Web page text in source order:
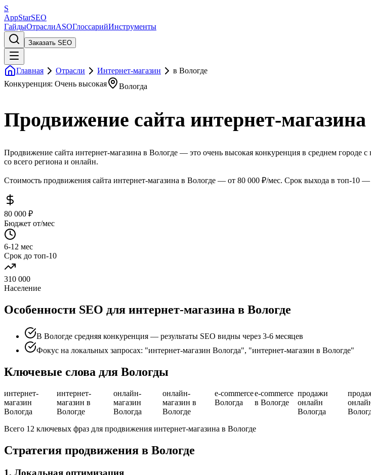
S
AppStarSEO
ГайдыОтраслиASOГлоссарийИнструменты
Заказать SEO
Главная Отрасли Интернет-магазин
в Вологде
Конкуренция: Очень высокая
Вологда
Продвижение сайта интернет-магазина
Продвижение сайта интернет-магазина в Вологде — это очень высокая конкуренция в среднем городе
со всего региона и онлайн.
Стоимость продвижения сайта интернет-магазина в Вологде — от 80 000 ₽/мес. Срок выхода в топ-10
80 000 ₽
Бюджет от/мес
6-12 мес
Срок до топ-10
310 000
Население
Особенности SEO для интернет-магазина в Вологде
В Вологде средняя конкуренция — результаты SEO видны через 3-6 месяцев
Фокус на локальных запросах: "интернет-магазин Вологда", "интернет-магазин в Вологде"
Ключевые слова для Вологды
интернет-
магазин
Вологда
интернет-
магазин в
Вологде
онлайн-
магазин
Вологда
онлайн-
магазин в
Вологде
e-commerce
Вологда
e-commerce
в Вологде
продажи
онлайн
Вологда
Всего 12 ключевых фраз для продвижения интернет-магазина в Вологде
Стратегия продвижения в Вологде
1. Локальная оптимизация